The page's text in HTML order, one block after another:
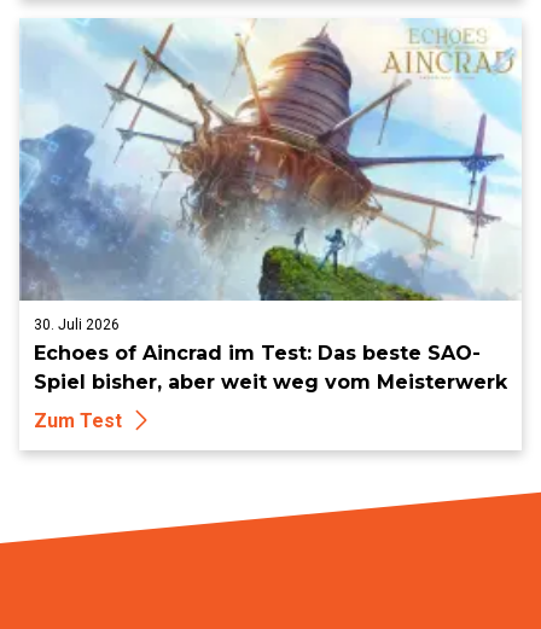
30. Juli 2026
Echoes of Aincrad im Test: Das beste SAO-
Spiel bisher, aber weit weg vom Meisterwerk
Zum Test